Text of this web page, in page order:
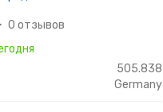
0 отзывов
505.838
Germany